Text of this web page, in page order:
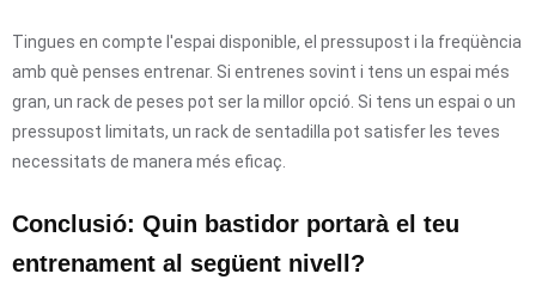
Tingues en compte l'espai disponible, el pressupost i la freqüència
amb què penses entrenar. Si entrenes sovint i tens un espai més
gran, un rack de peses pot ser la millor opció. Si tens un espai o un
pressupost limitats, un rack de sentadilla pot satisfer les teves
necessitats de manera més eficaç.
Conclusió: Quin bastidor portarà el teu
entrenament al següent nivell?